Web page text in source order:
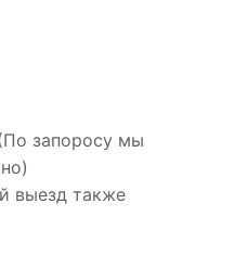
запоросу мы
выезд также